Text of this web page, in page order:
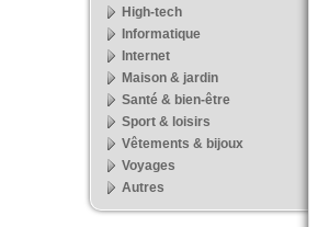
High-tech
Informatique
Internet
Maison & jardin
Santé & bien-être
Sport & loisirs
Vêtements & bijoux
Voyages
Autres